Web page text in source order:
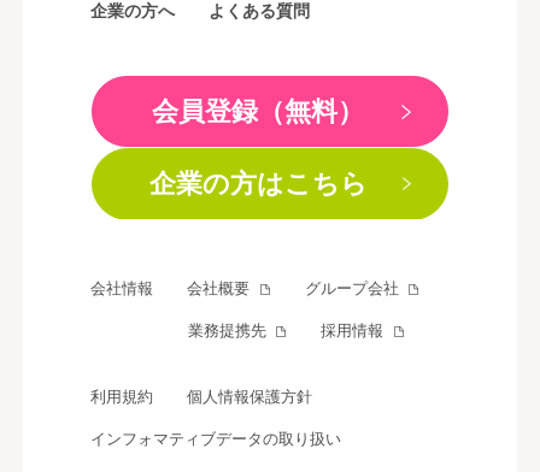
企業の方へ よくある質問
会員登録（無料）
企業の方はこちら
会社情報 会社概要 グループ会社
業務提携先 採用情報
利用規約 個人情報保護方針
インフォマティブデータの取り扱い